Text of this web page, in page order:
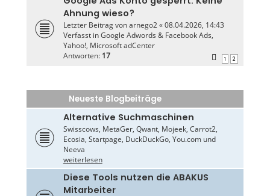
Ahnung wieso?
Letzter Beitrag vonarnego2«08.04.2026, 14:43
Verfasst inGoogle Adwords & Facebook Ads,
Yahoo!, Microsoft adCenter
Antworten: 17 1 2
Neueste Blogbeiträge
Alternative Suchmaschinen
Swisscows, MetaGer, Qwant, Mojeek, Carrot2,
Ecosia, Startpage, DuckDuckGo, You.com und
Neeva
weiterlesen
Diese Tools nutzen die ABAKUS
Mitarbeiter